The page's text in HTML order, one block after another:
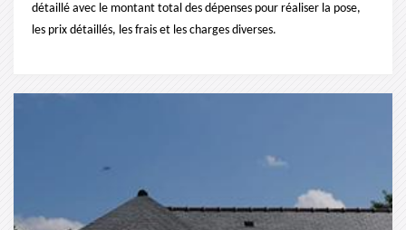
détaillé avec le montant total des dépenses pour réaliser la pose,
les prix détaillés, les frais et les charges diverses.